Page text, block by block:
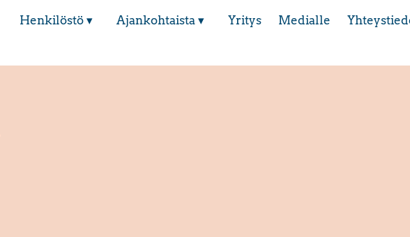
Henkilöstö ▾ Ajankohtaista ▾ Yritys Medialle